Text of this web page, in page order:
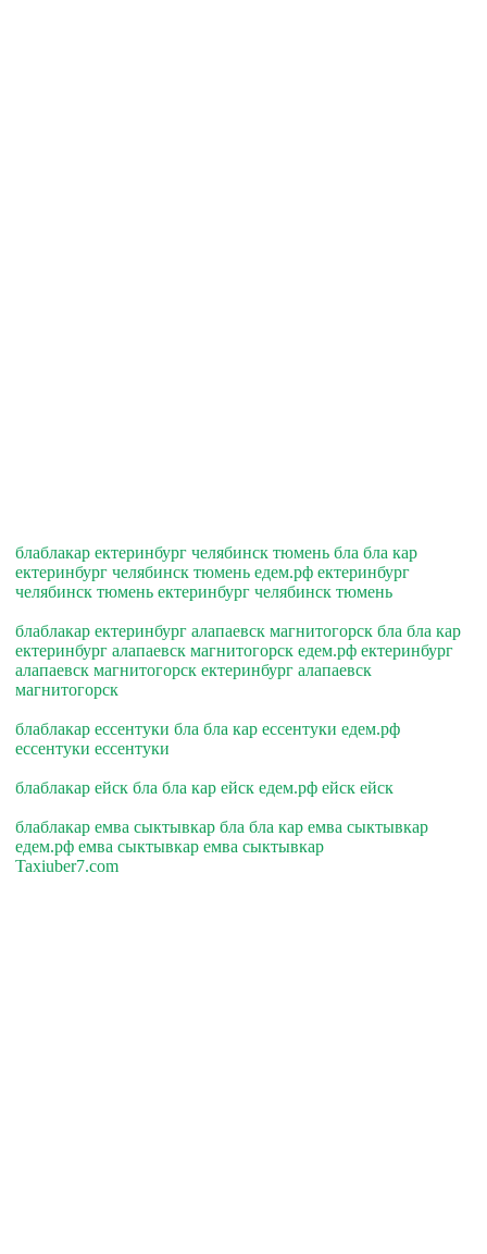
блаблакар ектеринбург челябинск тюмень бла бла кар
ектеринбург челябинск тюмень едем.рф ектеринбург
челябинск тюмень ектеринбург челябинск тюмень
блаблакар ектеринбург алапаевск магнитогорск бла бла кар
ектеринбург алапаевск магнитогорск едем.рф ектеринбург
алапаевск магнитогорск ектеринбург алапаевск
магнитогорск
блаблакар ессентуки бла бла кар ессентуки едем.рф
ессентуки ессентуки
блаблакар ейск бла бла кар ейск едем.рф ейск ейск
блаблакар емва сыктывкар бла бла кар емва сыктывкар
едем.рф емва сыктывкар емва сыктывкар
Taxiuber7.com